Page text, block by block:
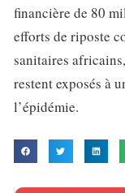
financière de 80
efforts de riposte
sanitaires
restent exposés à
l’épidémie.